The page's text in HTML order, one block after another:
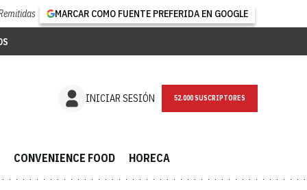
MARCAR COMO FUENTE PREFERIDA EN GOOGLE
INICIAR SESIÓN NEWSLETTER
CONVENIENCE FOOD HORECA